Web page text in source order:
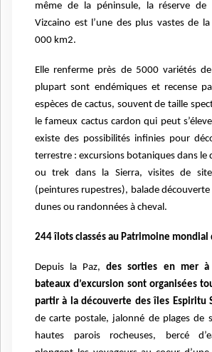
même de la péninsule, la réserve de
Vizcaino est l’une des plus vastes de
000 km2.
Elle renferme près de 5000 variétés
plupart sont endémiques et recense
espèces de cactus, souvent de taille
le fameux cactus cardon qui peut
existe des possibilités infinies pour
terrestre : excursions botaniques dans le
ou trek dans la Sierra, visites de
(peintures rupestres), balade découverte
dunes ou randonnées à cheval.
244 îlots classés au Patrimoine mondial
Depuis la Paz,des sorties en mer
bateaux d’excursion sont organisées
partir à la découverte des îles Espiritu
de carte postale, jalonné de plages de
hautes parois rocheuses, bercé